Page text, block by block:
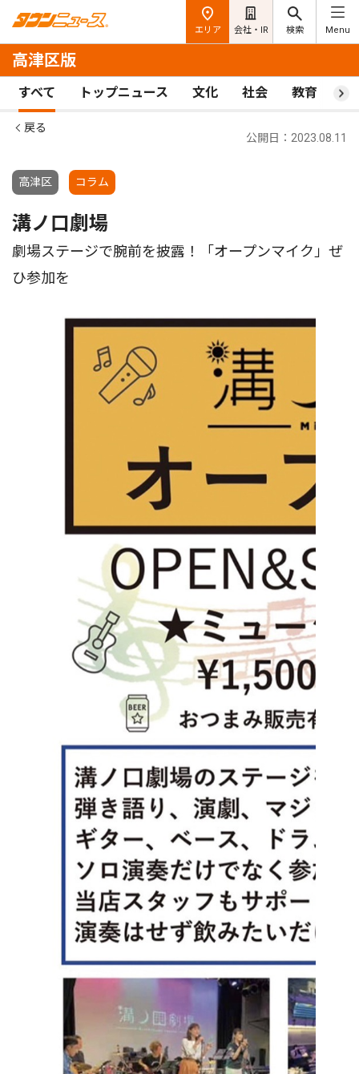
エリア 会社・IR 検索 Menu
高津区版
すべて トップニュース 文化 社会 教育 ス
戻る
高津区 コラム
公開日：2023.08.11
溝ノ口劇場
劇場ステージで腕前を披露！「オープンマイク」ぜ
ひ参加を